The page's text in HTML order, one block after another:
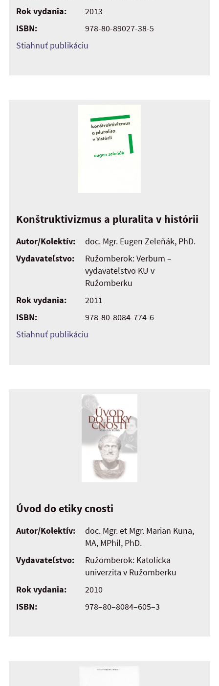
Rok vydania:
2013
ISBN:
978-80-89027-38-5
Stiahnuť publikáciu
Konštruktivizmus a pluralita v histórii
Autor/Kolektív:
doc. Mgr. Eugen Zeleňák, PhD.
Vydavateľstvo:
Ružomberok: Verbum –
vydavateľstvo KU v
Ružomberku
Rok vydania:
2011
ISBN:
978-80-8084-774-6
Stiahnuť publikáciu
Úvod do etiky cnosti
Autor/Kolektív:
doc. Mgr. et Mgr. Marian Kuna,
MA, MPhil, PhD.
Vydavateľstvo:
Ružomberok: Katolícka
univerzita v Ružomberku
Rok vydania:
2010
ISBN:
978–80–8084–605–3